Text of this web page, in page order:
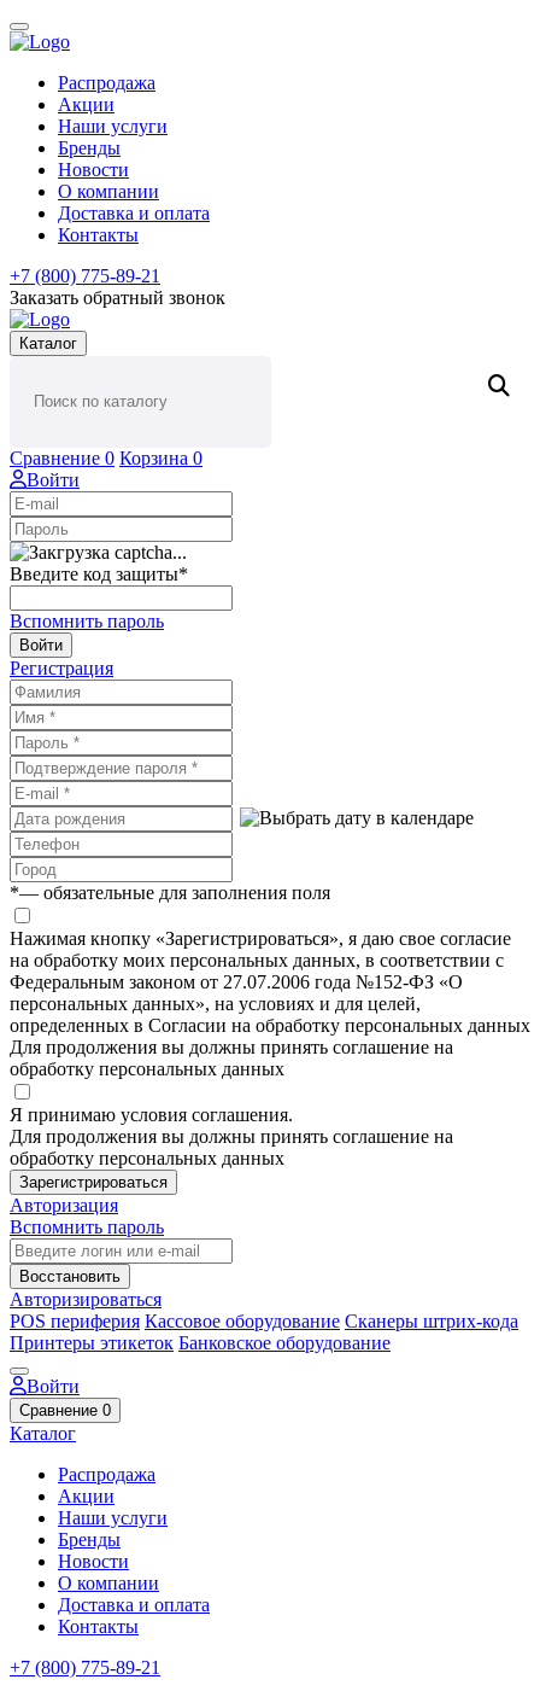
Распродажа
Акции
Наши услуги
Бренды
Новости
О компании
Доставка и оплата
Контакты
+7 (800) 775-89-21
Заказать обратный звонок
Каталог
Сравнение 0 Корзина 0
Войти
Введите код защиты*
Вспомнить пароль
Войти
Регистрация
*— обязательные для заполнения поля
Нажимая кнопку «Зарегистрироваться», я даю свое согласие
на обработку моих персональных данных, в соответствии с
Федеральным законом от 27.07.2006 года №152-ФЗ «О
персональных данных», на условиях и для целей,
определенных в Согласии на обработку персональных данных
Для продолжения вы должны принять соглашение на
обработку персональных данных
Я принимаю условия соглашения.
Для продолжения вы должны принять соглашение на
обработку персональных данных
Зарегистрироваться
Авторизация
Вспомнить пароль
Восстановить
Авторизироваться
POS периферия Кассовое оборудование Сканеры штрих-кода
Принтеры этикеток Банковское оборудование
Войти
Сравнение 0
Каталог
Распродажа
Акции
Наши услуги
Бренды
Новости
О компании
Доставка и оплата
Контакты
+7 (800) 775-89-21